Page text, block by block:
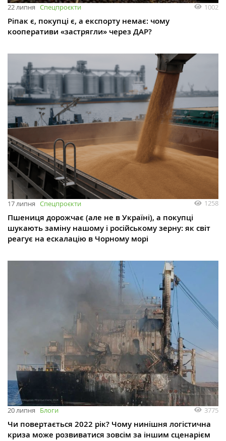
22 липня Спецпроєкти 1002
Ріпак є, покупці є, а експорту немає: чому
кооперативи «застрягли» через ДАР?
17 липня Спецпроєкти 1258
Пшениця дорожчає (але не в Україні), а покупці
шукають заміну нашому і російському зерну: як світ
реагує на ескалацію в Чорному морі
20 липня Блоги 3775
Чи повертається 2022 рік? Чому нинішня логістична
криза може розвиватися зовсім за іншим сценарієм